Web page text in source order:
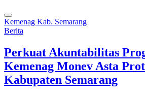
Kemenag Kab. Semarang
Berita
Perkuat Akuntabilitas
Kemenag Monev Asta
Kabupaten Semarang